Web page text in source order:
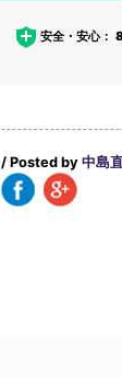
安全・安心：
/ Posted by 中島